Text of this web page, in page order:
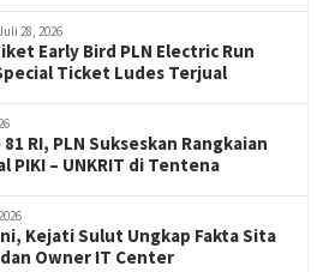
28, 2026
Early Bird PLN Electric Run
Ticket Ludes Terjual
RI, PLN Sukseskan Rangkaian
PIKI – UNKRIT di Tentena
Kejati Sulut Ungkap Fakta Sita
dan Owner IT Center